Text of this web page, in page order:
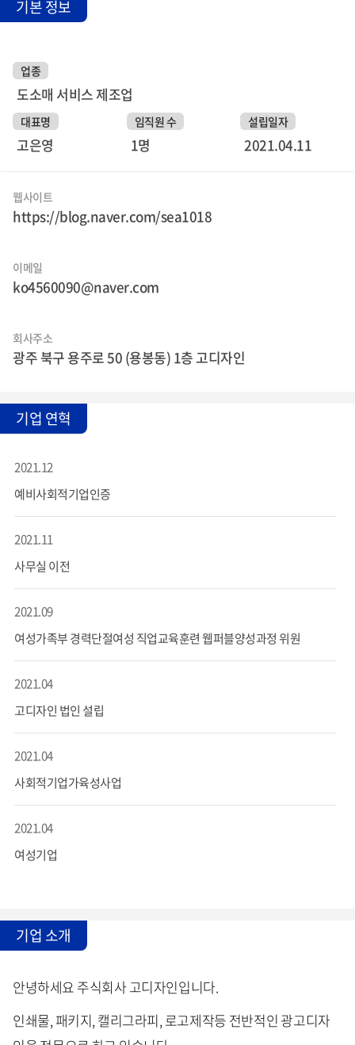
기본 정보
업종
도소매 서비스 제조업
대표명
고은영
임직원 수
1명
설립일자
2021.04.11
웹사이트
https://blog.naver.com/sea1018
이메일
ko4560090@naver.com
회사주소
광주 북구 용주로 50 (용봉동) 1층 고디자인
기업 연혁
2021.12
예비사회적기업인증
2021.11
사무실 이전
2021.09
여성가족부 경력단절여성 직업교육훈련 웹퍼블양성과정 위원
2021.04
고디자인 법인 설립
2021.04
사회적기업가육성사업
2021.04
여성기업
기업 소개
안녕하세요 주식회사 고디자인입니다.
인쇄물, 패키지, 캘리그라피, 로고제작등 전반적인 광고디자